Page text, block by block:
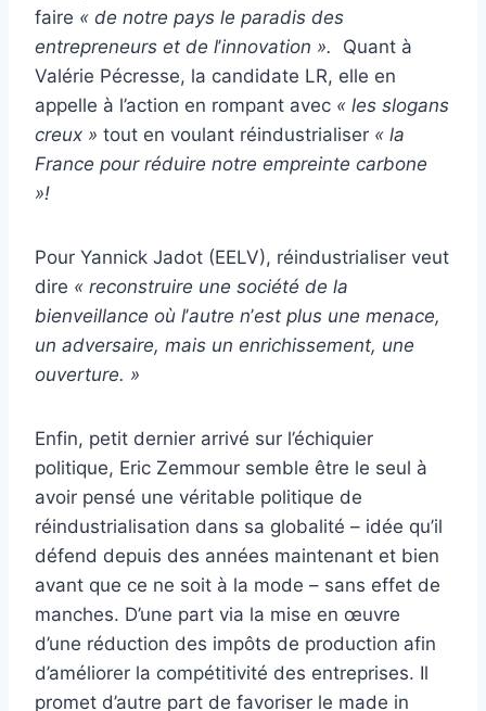
faire « de notre pays le paradis des
entrepreneurs et de l’innovation ».
Quant à
Valérie Pécresse, la candidate LR, elle en
appelle à l’action en rompant avec « les slogans
creux » tout en voulant réindustrialiser « la
France pour réduire notre empreinte carbone
»!
Pour Yannick Jadot (EELV), réindustrialiser veut
dire « reconstruire une société de la
bienveillance où l’autre n’est plus une menace,
un adversaire, mais un enrichissement, une
ouverture. »
Enfin, petit dernier arrivé sur l’échiquier
politique, Eric Zemmour semble être le seul à
avoir pensé une véritable politique de
réindustrialisation dans sa globalité – idée qu’il
défend depuis des années maintenant et bien
avant que ce ne soit à la mode – sans effet de
manches. D’une part via la mise en œuvre
d’une réduction des impôts de production afin
d’améliorer la compétitivité des entreprises. Il
promet d’autre part de favoriser le made in